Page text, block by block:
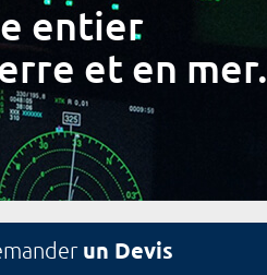
entier
et en mer.
un Devis